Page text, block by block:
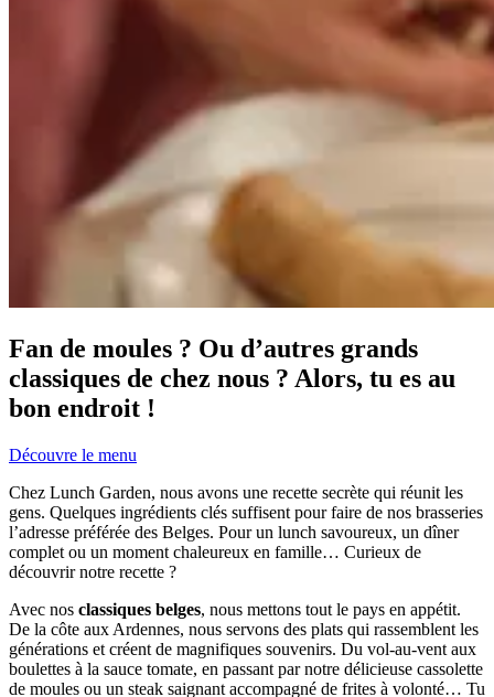
Fan de moules ? Ou d’autres grands
classiques de chez nous ? Alors, tu es au
bon endroit !
Découvre le menu
Chez Lunch Garden, nous avons une recette secrète qui réunit les
gens. Quelques ingrédients clés suffisent pour faire de nos brasseries
l’adresse préférée des Belges. Pour un lunch savoureux, un dîner
complet ou un moment chaleureux en famille… Curieux de
découvrir notre recette ?
Avec nos classiques belges, nous mettons tout le pays en appétit.
De la côte aux Ardennes, nous servons des plats qui rassemblent les
générations et créent de magnifiques souvenirs. Du vol-au-vent aux
boulettes à la sauce tomate, en passant par notre délicieuse cassolette
de moules ou un steak saignant accompagné de frites à volonté… Tu